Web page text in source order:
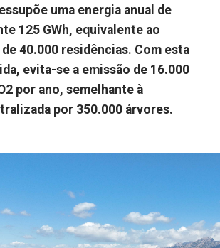
uma energia anual de
125 GWh, equivalente ao
40.000 residências. Com esta
evita-se a emissão de 16.000
por ano, semelhante à
por 350.000 árvores.